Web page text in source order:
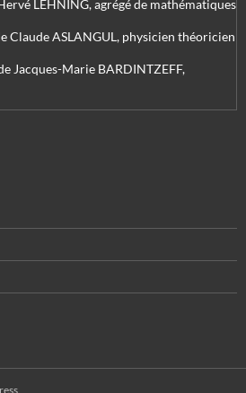
LEHNING, agrégé de mathématiques
Claude ASLANGUL, physicien théoricien
Jacques-Marie BARDINTZEFF,